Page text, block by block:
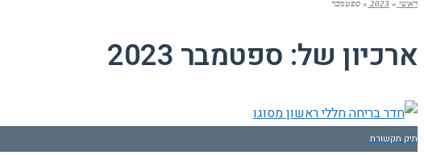
ראשי »
2023
» ספטמבר
ארכיון של: ספטמבר 2023
תיק תקשורת